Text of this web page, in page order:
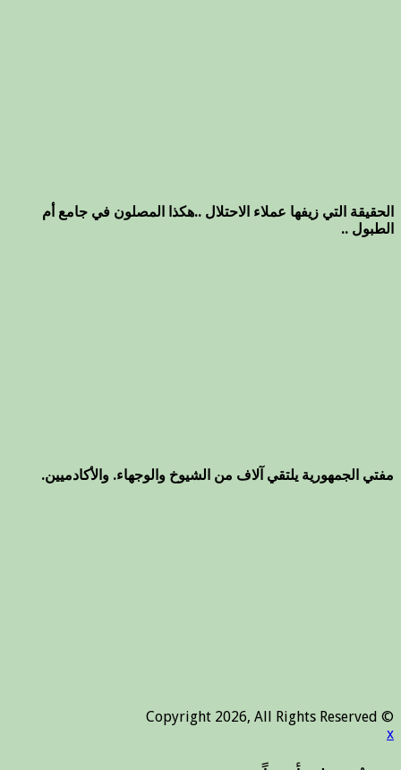
الحقيقة التي زيفها عملاء الاحتلال ..هكذا المصلون في جامع أم
الطبول ..
مفتي الجمهورية يلتقي آلاف من الشيوخ والوجهاء. والأكادميين.
© Copyright 2026, All Rights Reserved
x